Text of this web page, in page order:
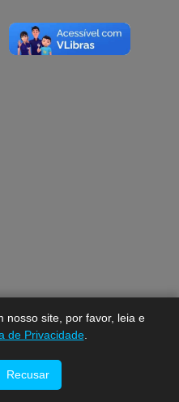
nosso site, por favor, leia e
de Privacidade.
Recusar